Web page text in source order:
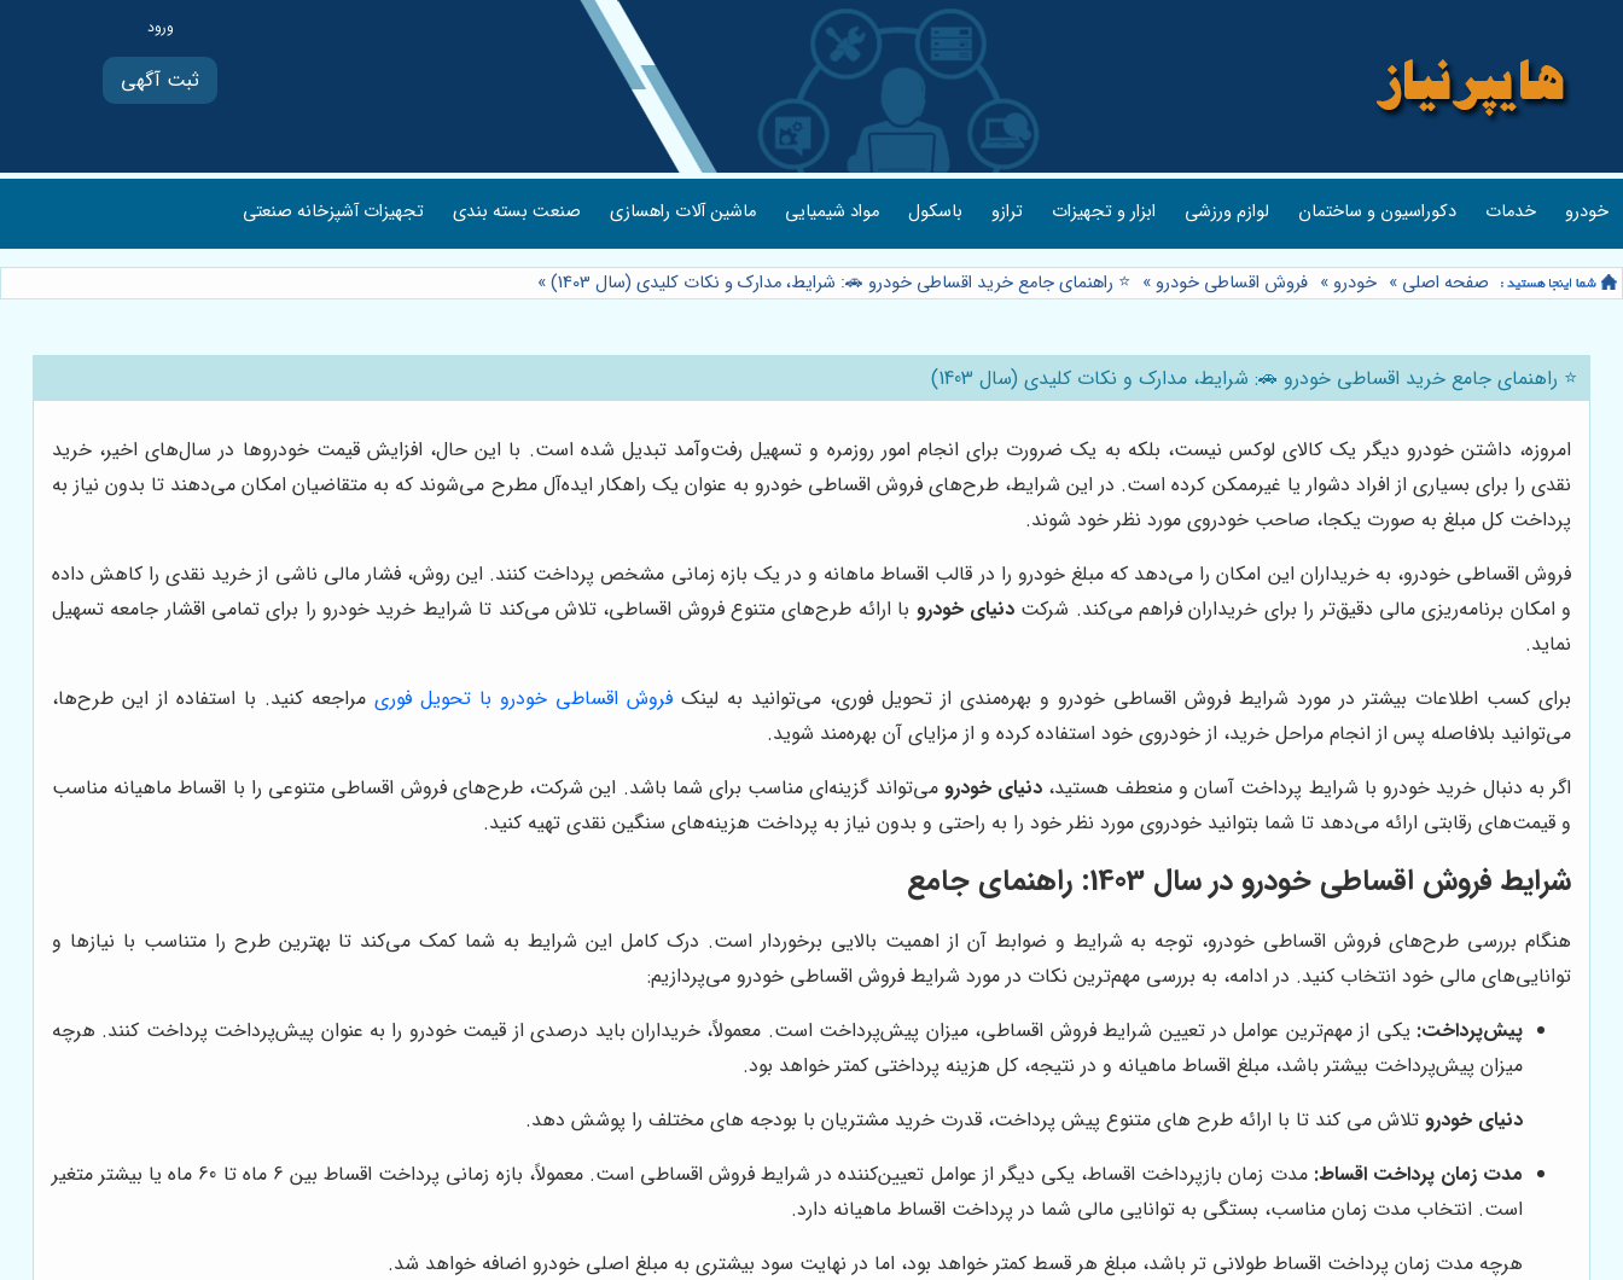
ثبت آگهی
خودرو خدمات دکوراسیون و ساختمان لوازم ورزشی ابزار و تجهیزات ترازو باسکول مواد شیمیایی ماشین آلات راهسازی صنعت بسته بندی تجهیزات آشپزخانه صنعتی
صفحه اصلی » خودرو » فروش اقساطی خودرو » ⭐️ راهنمای جامع خرید اقساطی خودرو 🚗: شرایط، مدارک و نکات کلیدی (سال 1403) »
⭐️ راهنمای جامع خرید اقساطی خودرو 🚗: شرایط، مدارک و نکات کلیدی (سال 1403)
امروزه، داشتن خودرو دیگر یک کالای لوکس نیست، بلکه به یک ضرورت برای انجام امور روزمره و تسهیل رفت‌وآمد تبدیل شده است. با این حال، افزایش قیمت خودروها در سال‌های اخیر، خرید
نقدی را برای بسیاری از افراد دشوار یا غیرممکن کرده است. در این شرایط، طرح‌های فروش اقساطی خودرو به عنوان یک راهکار ایده‌آل مطرح می‌شوند که به متقاضیان امکان می‌دهند تا بدون نیاز به
پرداخت کل مبلغ به صورت یکجا، صاحب خودروی مورد نظر خود شوند.
فروش اقساطی خودرو، به خریداران این امکان را می‌دهد که مبلغ خودرو را در قالب اقساط ماهانه و در یک بازه زمانی مشخص پرداخت کنند. این روش، فشار مالی ناشی از خرید نقدی را کاهش داده
و امکان برنامه‌ریزی مالی دقیق‌تر را برای خریداران فراهم می‌کند. شرکت دنیای خودرو با ارائه طرح‌های متنوع فروش اقساطی، تلاش می‌کند تا شرایط خرید خودرو را برای تمامی اقشار جامعه تسهیل
نماید.
برای کسب اطلاعات بیشتر در مورد شرایط فروش اقساطی خودرو و بهره‌مندی از تحویل فوری، می‌توانید به لینکفروش اقساطی خودرو با تحویل فوری مراجعه کنید. با استفاده از این طرح‌ها،
می‌توانید بلافاصله پس از انجام مراحل خرید، از خودروی خود استفاده کرده و از مزایای آن بهره‌مند شوید.
اگر به دنبال خرید خودرو با شرایط پرداخت آسان و منعطف هستید، دنیای خودرو می‌تواند گزینه‌ای مناسب برای شما باشد. این شرکت، طرح‌های فروش اقساطی متنوعی را با اقساط ماهیانه مناسب
و قیمت‌های رقابتی ارائه می‌دهد تا شما بتوانید خودروی مورد نظر خود را به راحتی و بدون نیاز به پرداخت هزینه‌های سنگین نقدی تهیه کنید.
شرایط فروش اقساطی خودرو در سال 1403: راهنمای جامع
هنگام بررسی طرح‌های فروش اقساطی خودرو، توجه به شرایط و ضوابط آن از اهمیت بالایی برخوردار است. درک کامل این شرایط به شما کمک می‌کند تا بهترین طرح را متناسب با نیازها و
توانایی‌های مالی خود انتخاب کنید. در ادامه، به بررسی مهم‌ترین نکات در مورد شرایط فروش اقساطی خودرو می‌پردازیم:
پیش‌پرداخت: یکی از مهم‌ترین عوامل در تعیین شرایط فروش اقساطی، میزان پیش‌پرداخت است. معمولاً، خریداران باید درصدی از قیمت خودرو را به عنوان پیش‌پرداخت پرداخت کنند. هرچه
میزان پیش‌پرداخت بیشتر باشد، مبلغ اقساط ماهیانه و در نتیجه، کل هزینه پرداختی کمتر خواهد بود.
دنیای خودرو تلاش می کند تا با ارائه طرح های متنوع پیش پرداخت، قدرت خرید مشتریان با بودجه های مختلف را پوشش دهد.
مدت زمان پرداخت اقساط:
مدت زمان بازپرداخت اقساط، یکی دیگر از عوامل تعیین‌کننده در شرایط فروش اقساطی است. معمولاً، بازه زمانی پرداخت اقساط بین 6 ماه تا 60 ماه یا بیشتر متغیر
است. انتخاب مدت زمان مناسب، بستگی به توانایی مالی شما در پرداخت اقساط ماهیانه دارد.
هرچه مدت زمان پرداخت اقساط طولانی تر باشد، مبلغ هر قسط کمتر خواهد بود، اما در نهایت سود بیشتری به مبلغ اصلی خودرو اضافه خواهد شد.